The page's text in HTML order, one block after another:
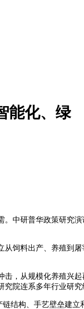
能化、绿
研普华政策研究
料出产、养殖到
从规模化养殖兴起
院连系多年行业研究
构、手艺壁垒建立